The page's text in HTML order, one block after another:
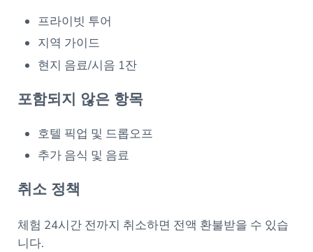
프라이빗 투어
지역 가이드
현지 음료/시음 1잔
포함되지 않은 항목
호텔 픽업 및 드롭오프
추가 음식 및 음료
취소 정책
체험 24시간 전까지 취소하면 전액 환불받을 수 있습
니다.